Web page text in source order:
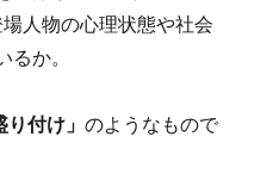
人物の心理状態や社会
か。
り付け」のようなもので